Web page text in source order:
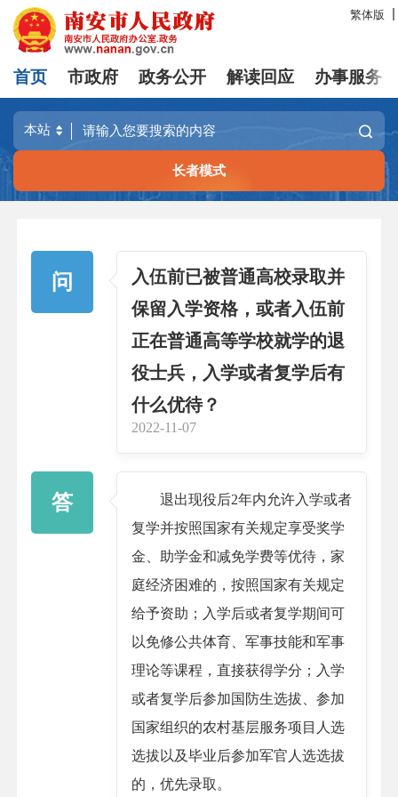
繁体版
首页 市政府 政务公开 解读回应 办事服务
长者模式
问
入伍前已被普通高校录取并
保留入学资格，或者入伍前
正在普通高等学校就学的退
役士兵，入学或者复学后有
什么优待？
2022-11-07
答
退出现役后2年内允许入学或者
复学并按照国家有关规定享受奖学
金、助学金和减免学费等优待，家
庭经济困难的，按照国家有关规定
给予资助；入学后或者复学期间可
以免修公共体育、军事技能和军事
理论等课程，直接获得学分；入学
或者复学后参加国防生选拔、参加
国家组织的农村基层服务项目人选
选拔以及毕业后参加军官人选选拔
的，优先录取。